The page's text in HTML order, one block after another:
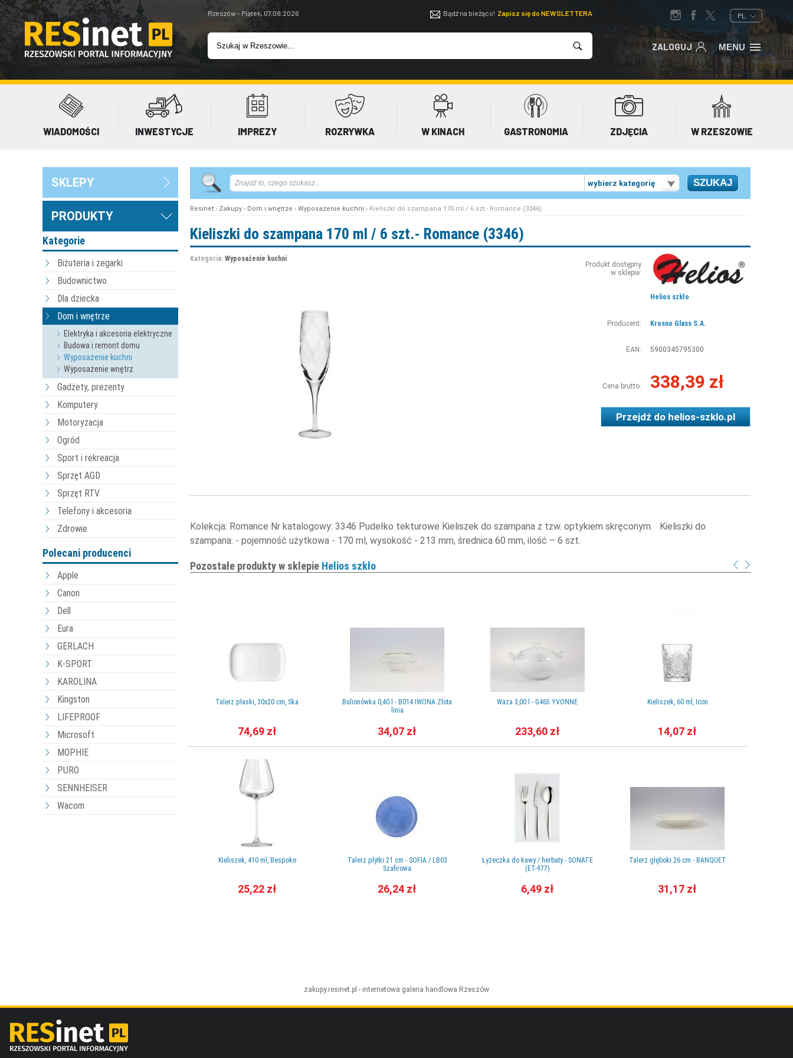
Rzeszów - Piątek, 07.08.2026 Bądź na bieżąco! Zapisz się do NEWSLETTERA PL
ZALOGUJ MENU
WIADOMOŚCI INWESTYCJE IMPREZY ROZRYWKA W KINACH GASTRONOMIA ZDJĘCIA W RZESZOWIE
SKLEPY
PRODUKTY
Kategorie
Biżuteria i zegarki
Budownictwo
Dla dziecka
Dom i wnętrze
Elektryka i akcesoria elektryczne
Budowa i remont domu
Wyposażenie kuchni
Wyposażenie wnętrz
Gadżety, prezenty
Komputery
Motoryzacja
Ogród
Sport i rekreacja
Sprzęt AGD
Sprzęt RTV
Telefony i akcesoria
Zdrowie
Polecani producenci
Apple
Canon
Dell
Eura
GERLACH
K-SPORT
KAROLINA
Kingston
LIFEPROOF
Microsoft
MOPHIE
PURO
SENNHEISER
Wacom
wybierz kategorię
Resinet › Zakupy › Dom i wnętrze › Wyposażenie kuchni › Kieliszki do szampana 170 ml / 6 szt.- Romance (3346)
Kieliszki do szampana 170 ml / 6 szt.- Romance (3346)
Kategoria: Wyposażenie kuchni
Produkt dostępny
w sklepie:
Helios szkło
Producent: Krosno Glass S.A.
EAN: 5900345795300
Cena brutto: 338,39 zł
Przejdź dohelios-szklo.pl
Kolekcja: Romance Nr katalogowy: 3346 Pudełko tekturowe Kieliszek do szampana z tzw. optykiem skręconym. Kieliszki do
szampana: - pojemność użytkowa - 170 ml, wysokość - 213 mm, średnica 60 mm, ilość – 6 szt.
Pozostałe produkty w sklepie Helios szkło
Talerz płaski, 30x20 cm, Ska
74,69 zł
Kieliszek, 410 ml, Bespoke
25,22 zł
Bulionówka 0,40 l - B014 IWONA Złota
linia
34,07 zł
Talerz płytki 21 cm - SOFIA / LB03
Szafirowa
26,24 zł
Waza 3,00 l - G465 YVONNE
233,60 zł
Łyżeczka do kawy / herbaty - SONATE
(ET-977)
6,49 zł
Kieliszek, 60 ml, Icon
14,07 zł
Talerz głęboki 26 cm - BANQUET
31,17 zł
zakupy.resinet.pl - internetowa galeria handlowa Rzeszów